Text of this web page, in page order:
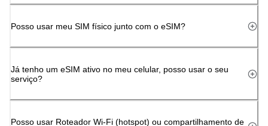
Posso usar meu SIM físico junto com o eSIM?
Já tenho um eSIM ativo no meu celular, posso usar o seu
serviço?
Posso usar Roteador Wi-Fi (hotspot) ou compartilhamento de